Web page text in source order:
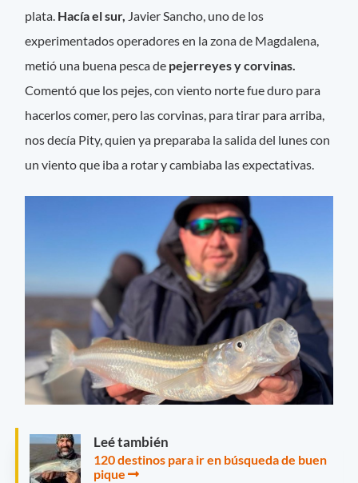
plata. Hacía el sur, Javier Sancho, uno de los
experimentados operadores en la zona de Magdalena,
metió una buena pesca de pejerreyes y corvinas.
Comentó que los pejes, con viento norte fue duro para
hacerlos comer, pero las corvinas, para tirar para arriba,
nos decía Pity, quien ya preparaba la salida del lunes con
un viento que iba a rotar y cambiaba las expectativas.
Leé también
120 destinos para ir en búsqueda de buen
pique